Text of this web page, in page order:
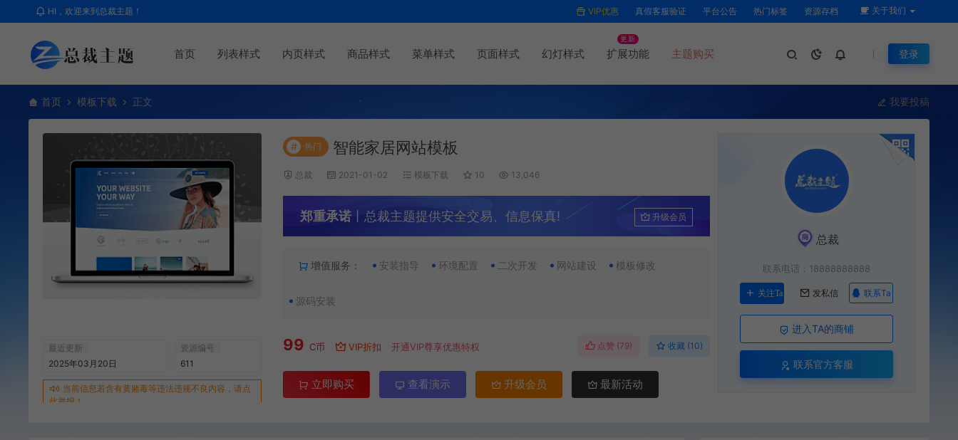
HI，欢迎来到总裁主题！ VIP优惠 真假客服验证 平台公告 热门标签 资源存档 关于我们
首页 列表样式 内页样式 商品样式 菜单样式 页面样式 幻灯样式 扩展功能
更新
主题购买 登录
首页 模板下载 正文 我要投稿
最近更新
2025年03月20日
资源编号
611
当前信息若含有黄赌毒等违法违规不良内容，请点
此举报！
# 热门 智能家居网站模板
总裁 2021-01-02 模板下载 10 13,046
郑重承诺 丨总裁主题提供安全交易、信息保真! 升级会员
增值服务： 安装指导 环境配置 二次开发 网站建设 模板修改
源码安装
99 C币 VIP折扣 开通VIP尊享优惠特权 点赞 (79) 收藏 (10)
立即购买 查看演示 升级会员 最新活动
总裁
联系电话：18888888888
关注Ta 发私信 联系Ta
进入TA的商铺
联系官方客服